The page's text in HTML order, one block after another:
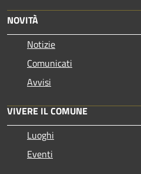
NOVITÀ
Notizie
Comunicati
Avvisi
VIVERE IL COMUNE
Luoghi
Eventi